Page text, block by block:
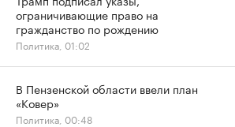
ограничивающие право на
гражданство по рождению
Политика, 01:02
В Пензенской области ввели план
«Ковер»
Политика, 00:48